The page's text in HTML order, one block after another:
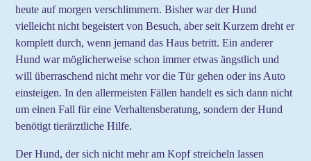
heute auf morgen verschlimmern. Bisher war der Hund
vielleicht nicht begeistert von Besuch, aber seit Kurzem dreht er
komplett durch, wenn jemand das Haus betritt. Ein anderer
Hund war möglicherweise schon immer etwas ängstlich und
will überraschend nicht mehr vor die Tür gehen oder ins Auto
einsteigen. In den allermeisten Fällen handelt es sich dann nicht
um einen Fall für eine Verhaltensberatung, sondern der Hund
benötigt tierärztliche Hilfe.
Der Hund, der sich nicht mehr am Kopf streicheln lassen